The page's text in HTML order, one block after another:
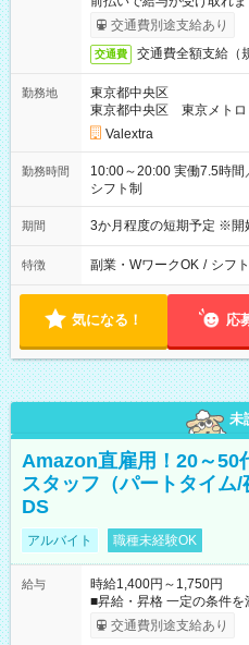
交通費別途支給あり
交通費 交通費全額支給（
勤務地
東京都中央区
東京都中央区 東京メトロ
Valextra
勤務時間
10:00～20:00 実働7.5時間／休憩1.5時間 営業時間に合わせた
シフト制
期間 3か月程度の短期予定 ※開
特徴 副業・WワークOK / シフ
気になる！ 応
未
Amazon直雇用！20～
スタッフ（パートタイム
DS
アルバイト 職種未経験OK
給与
時給1,400円～1,750円
■昇給・昇格 一定の条件
まで昇給の機会があります。 ■正社員登用制度あり ※月末
月25日支払い ※時間外手
交通費別途支給あり